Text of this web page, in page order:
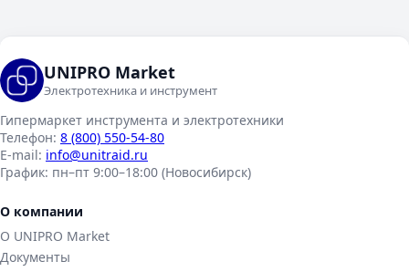
UNIPRO Market
Электротехника и инструмент
Гипермаркет инструмента и электротехники
Телефон: 8 (800) 550-54-80
E-mail: info@unitraid.ru
График: пн–пт 9:00–18:00 (Новосибирск)
О компании
О UNIPRO Market
Документы